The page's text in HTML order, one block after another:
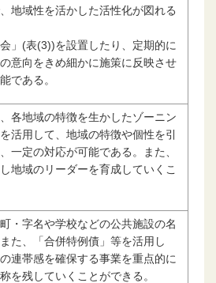
地域性を活かした活性化が図れる
」(表(3))を設置したり、定期的に
意向をきめ細かに施策に反映させ
である。
各地域の特徴を生かしたゾーニン
活用して、地域の特徴や個性を引
一定の対応が可能である。また、
地域のリーダーを育成していくこ
・字名や学校などの公共施設の名
た、「合併特例債」等を活用し
連帯感を確保する事業を重点的に
を残していくことができる。